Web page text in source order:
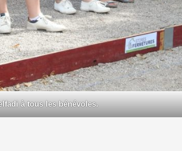
à tous les bénévoles.